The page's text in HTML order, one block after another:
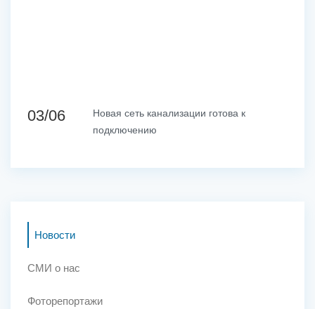
03/06
Новая сеть канализации готова к
подключению
Новости
СМИ о нас
Фоторепортажи